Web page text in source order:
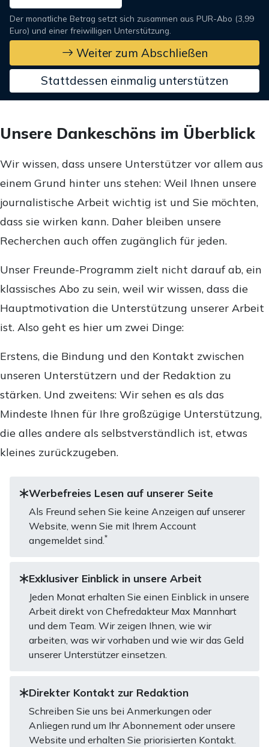
Der monatliche Betrag setzt sich zusammen aus PUR-Abo (3,99
Euro) und einer freiwilligen Unterstützung.
Weiter zum Abschließen
Stattdessen einmalig unterstützen
Unsere Dankeschöns im Überblick
Wir wissen, dass unsere Unterstützer vor allem aus
einem Grund hinter uns stehen: Weil Ihnen unsere
journalistische Arbeit wichtig ist und Sie möchten,
dass sie wirken kann. Daher bleiben unsere
Recherchen auch offen zugänglich für jeden.
Unser Freunde-Programm zielt nicht darauf ab, ein
klassisches Abo zu sein, weil wir wissen, dass die
Hauptmotivation die Unterstützung unserer Arbeit
ist. Also geht es hier um zwei Dinge:
Erstens, die Bindung und den Kontakt zwischen
unseren Unterstützern und der Redaktion zu
stärken. Und zweitens: Wir sehen es als das
Mindeste Ihnen für Ihre großzügige Unterstützung,
die alles andere als selbstverständlich ist, etwas
kleines zurückzugeben.
Werbefreies Lesen auf unserer Seite
Als Freund sehen Sie keine Anzeigen auf unserer
Website, wenn Sie mit Ihrem Account
angemeldet sind.*
Exklusiver Einblick in unsere Arbeit
Jeden Monat erhalten Sie einen Einblick in unsere
Arbeit direkt von Chefredakteur Max Mannhart
und dem Team. Wir zeigen Ihnen, wie wir
arbeiten, was wir vorhaben und wie wir das Geld
unserer Unterstützer einsetzen.
Direkter Kontakt zur Redaktion
Schreiben Sie uns bei Anmerkungen oder
Anliegen rund um Ihr Abonnement oder unsere
Website und erhalten Sie priorisierten Kontakt.